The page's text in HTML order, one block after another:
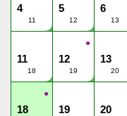
4
11
5
12
6
13
11
18
●
12
19
13
20
●
18 19 20